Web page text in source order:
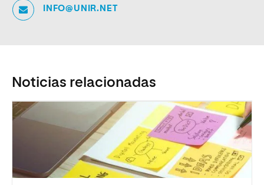
INFO@UNIR.NET
Noticias relacionadas